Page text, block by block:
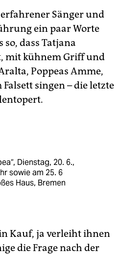
Sänger und
ein paar Worte
dass Tatjana
mit kühnem Griff und
Poppeas Amme,
singen – die letzte
Dienstag, 20. 6.,
sowie am 25. 6
Haus, Bremen
Kauf, ja verleiht ihnen
die Frage nach der